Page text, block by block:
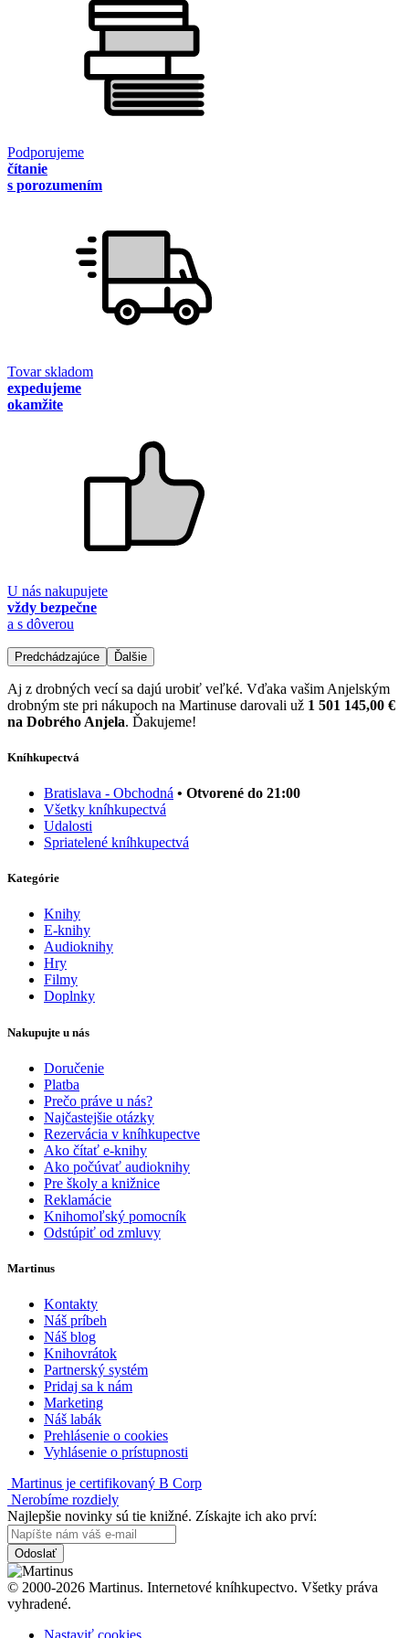
Podporujeme
čítanie
s porozumením
Tovar skladom
expedujeme
okamžite
U nás nakupujete
vždy bezpečne
a s dôverou
Predchádzajúce Ďalšie
Aj z drobných vecí sa dajú urobiť veľké. Vďaka vašim Anjelským
drobným ste pri nákupoch na Martinuse darovali už 1 501 145,00 €
na Dobrého Anjela. Ďakujeme!
Kníhkupectvá
Bratislava - Obchodná • Otvorené do 21:00
Všetky kníhkupectvá
Udalosti
Spriatelené kníhkupectvá
Kategórie
Knihy
E-knihy
Audioknihy
Hry
Filmy
Doplnky
Nakupujte u nás
Doručenie
Platba
Prečo práve u nás?
Najčastejšie otázky
Rezervácia v kníhkupectve
Ako čítať e-knihy
Ako počúvať audioknihy
Pre školy a knižnice
Reklamácie
Knihomoľský pomocník
Odstúpiť od zmluvy
Martinus
Kontakty
Náš príbeh
Náš blog
Knihovrátok
Partnerský systém
Pridaj sa k nám
Marketing
Náš labák
Prehlásenie o cookies
Vyhlásenie o prístupnosti
Martinus je certifikovaný B Corp
Nerobíme rozdiely
Najlepšie novinky sú tie knižné. Získajte ich ako prví:
Odoslať
© 2000-2026 Martinus. Internetové kníhkupectvo. Všetky práva
vyhradené.
Nastaviť cookies